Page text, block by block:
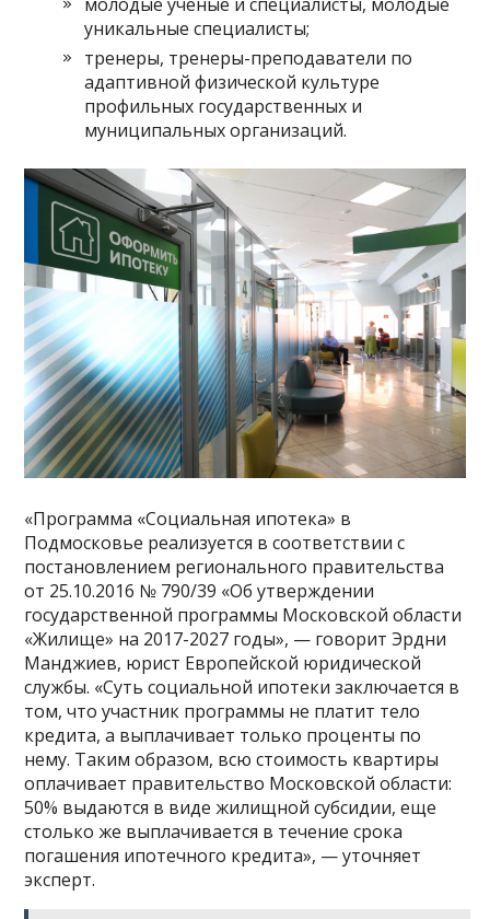
уникальные специалисты;
тренеры, тренеры-преподаватели по
адаптивной физической культуре
профильных государственных и
муниципальных организаций.
«Программа «Социальная ипотека» в
Подмосковье реализуется в соответствии с
постановлением регионального правительства
от 25.10.2016 № 790/39 «Об утверждении
государственной программы Московской области
«Жилище» на 2017-2027 годы», — говорит Эрдни
Манджиев, юрист Европейской юридической
службы. «Суть социальной ипотеки заключается в
том, что участник программы не платит тело
кредита, а выплачивает только проценты по
нему. Таким образом, всю стоимость квартиры
оплачивает правительство Московской области:
50% выдаются в виде жилищной субсидии, еще
столько же выплачивается в течение срока
погашения ипотечного кредита», — уточняет
эксперт.